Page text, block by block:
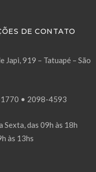
DE CONTATO
Japi, 919 – Tatuapé – São
• 2098-4593
Sexta, das 09h às 18h
às 13hs